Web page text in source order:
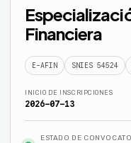
Financiera
E-AFIN SNIES 54524
INICIO DE INSCRIPCIONES
2026-07-13
ESTADO DE